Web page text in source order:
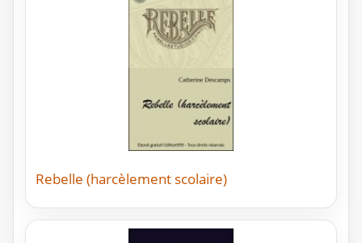
Rebelle (harcèlement scolaire)